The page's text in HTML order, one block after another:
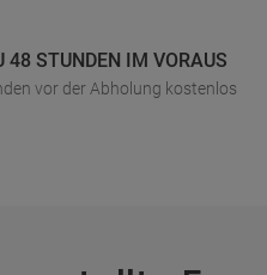
48 STUNDEN IM VORAUS
vor der Abholung kostenlos